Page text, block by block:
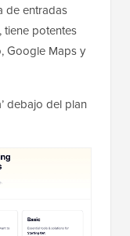
de entradas
tiene potentes
Google Maps y
debajo del plan